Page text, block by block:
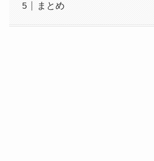
まとめ